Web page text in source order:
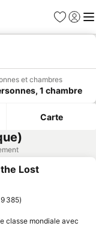
Favoris
Se
et chambres
1 chambre
Carte
favoris
Lost
9 385
classe mondiale avec